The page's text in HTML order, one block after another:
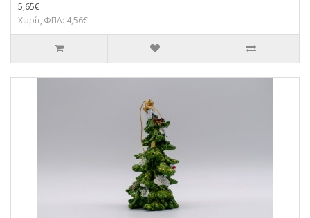
5,65€
Χωρίς ΦΠΑ: 4,56€